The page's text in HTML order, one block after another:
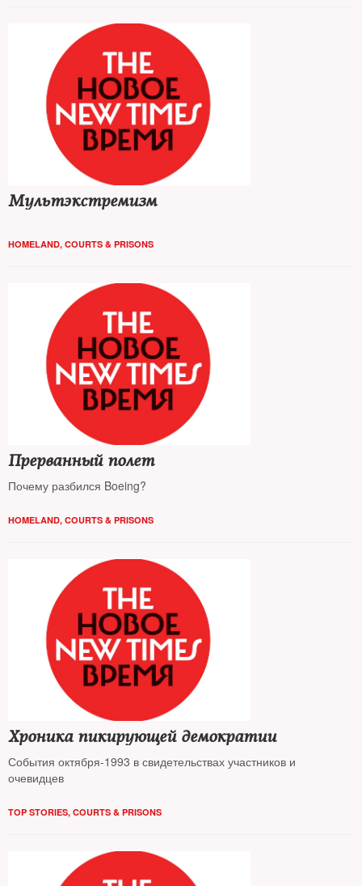
Мультэкстремизм
HOMELAND, COURTS & PRISONS
Прерванный полет
Почему разбился Boeing?
HOMELAND, COURTS & PRISONS
Хроника пикирующей демократии
События октября-1993 в свидетельствах участников и
очевидцев
TOP STORIES, COURTS & PRISONS